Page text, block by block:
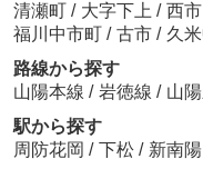
清瀬町 / 大字下上 / 西市
福川中市町 / 古市 / 久
路線から探す
山陽本線 / 岩徳線 / 山
駅から探す
周防花岡 / 下松 / 新南陽